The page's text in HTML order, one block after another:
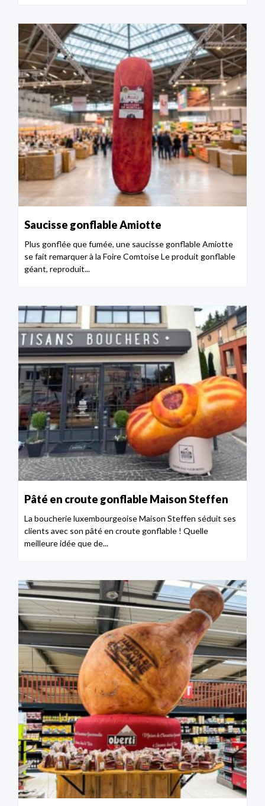
Saucisse gonflable Amiotte
Plus gonflée que fumée, une saucisse gonflable Amiotte
se fait remarquer à la Foire Comtoise Le produit gonflable
géant, reproduit...
Pâté en croute gonflable Maison Steffen
La boucherie luxembourgeoise Maison Steffen séduit ses
clients avec son pâté en croute gonflable ! Quelle
meilleure idée que de...